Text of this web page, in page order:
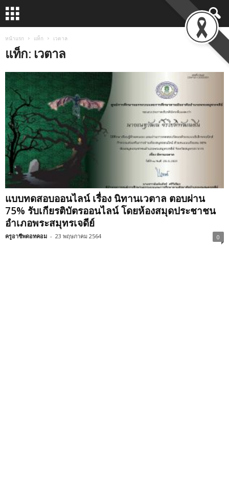
หน้าแรก แท็ก เวตาล
แท็ก: เวตาล
แบบทดสอบออนไลน์ เรื่อง นิทานเวตาล ตอบผ่าน
75% รับเกียรติบัตรออนไลน์ โดยห้องสมุดประชาชน
อำเภอพระสมุทรเจดีย์
ครูอาชีพดอทคอม - 23 พฤษภาคม 2564 0